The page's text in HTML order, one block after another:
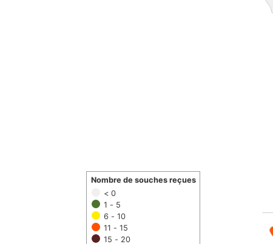
< 0
1 - 5
6 - 10
11 - 15
15 - 20
Nombre de souches reçues